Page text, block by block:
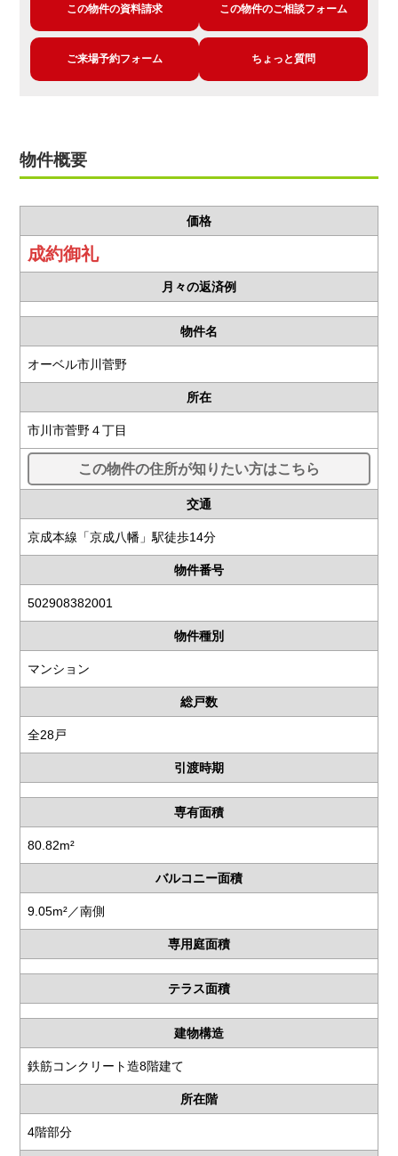
この物件の資料請求 この物件のご相談フォーム
ご来場予約フォーム ちょっと質問
物件概要
価格
成約御礼
月々の返済例
物件名
オーベル市川菅野
所在
市川市菅野４丁目
この物件の住所が知りたい方はこちら
交通
京成本線「京成八幡」駅徒歩14分
物件番号
502908382001
物件種別
マンション
総戸数
全28戸
引渡時期
専有面積
80.82m²
バルコニー面積
9.05m²／南側
専用庭面積
テラス面積
建物構造
鉄筋コンクリート造8階建て
所在階
4階部分